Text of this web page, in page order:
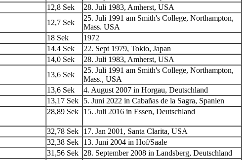
12,8 Sek
28. Juli 1983, Amherst, USA
12,7 Sek
25. Juli 1991 am Smith's College, Northampton,
Mass. USA
18 Sek
1972
14.4 Sek
22. Sept 1979, Tokio, Japan
14,0 Sek
28. Juli 1983, Amherst, USA
13,6 Sek
25. Juli 1991 am Smith's College, Northampton,
Mass., USA
13,6 Sek
4. August 2007 in Horgau, Deutschland
13,17 Sek
5. Juni 2022 in Cabañas de la Sagra, Spanien
28,89 Sek 15. Juli 2016 in Essen, Deutschland
32,78 Sek
17. Jan 2001, Santa Clarita, USA
32,38 Sek
13. Juni 2004 in Hof/Saale
31,56 Sek 28. September 2008 in Landsberg, Deutschland